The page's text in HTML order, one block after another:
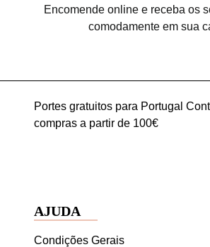
Encomende online e receba os
comodamente em sua
Portes gratuitos para Portugal
compras a partir de 100€
AJUDA
Condições Gerais